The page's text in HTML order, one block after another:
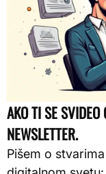
AKO TI SE
NEWSLETTER.
Pišem o